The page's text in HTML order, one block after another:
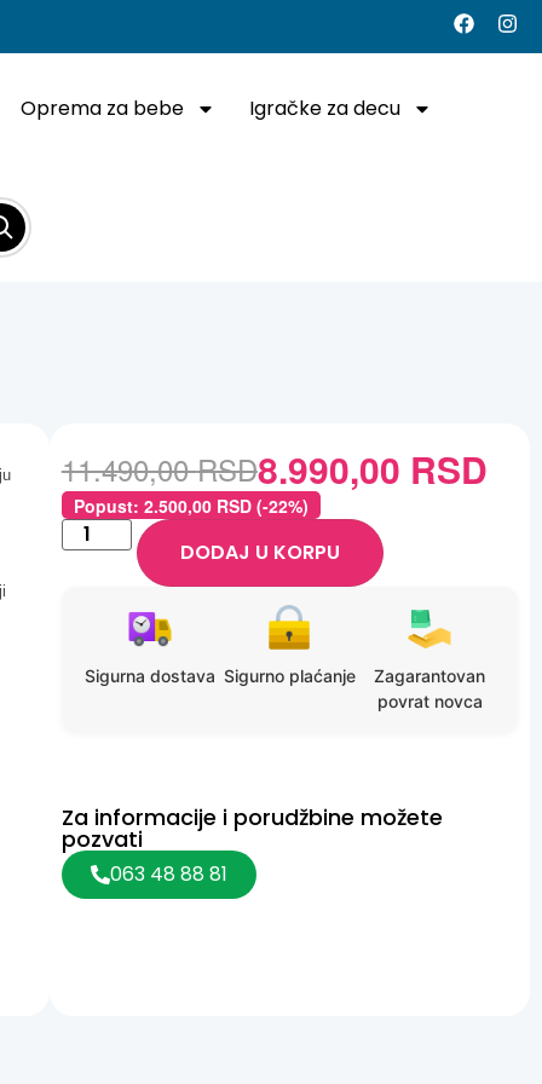
Oprema za bebe Igračke za decu
11.490,00RSD8.990,00 RSD
Popust: 2.500,00 RSD (-22%)
DODAJ U KORPU
Sigurna dostava Sigurno plaćanje
Zagarantovan
povrat novca
Za informacije i porudžbine možete
pozvati
063 48 88 81